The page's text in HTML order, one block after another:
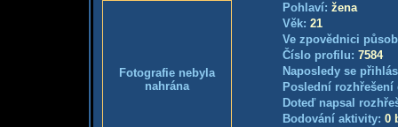
Fotografie nebyla
nahrána
Pohlaví: žena
Věk: 21
Ve zpovědnici
Číslo profilu: 7584
Naposledy se
Poslední
Doteď napsal
Bodování aktivity: 0